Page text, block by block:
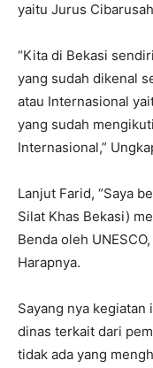
yaitu Jurus
“Kita di Bekasi
yang sudah dikenal
atau Internasional
yang sudah
Internasional,”
Lanjut Farid, “Saya
Silat Khas Bekasi)
Benda oleh
Harapnya.
Sayang nya
dinas terkait dari
tidak ada yang